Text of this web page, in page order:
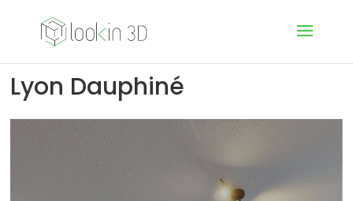
Lyon Dauphiné